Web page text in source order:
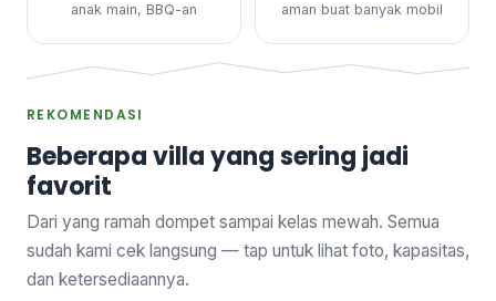
anak main, BBQ-an aman buat banyak mobil
REKOMENDASI
Beberapa villa yang sering jadi
favorit
Dari yang ramah dompet sampai kelas mewah. Semua
sudah kami cek langsung — tap untuk lihat foto, kapasitas,
dan ketersediaannya.